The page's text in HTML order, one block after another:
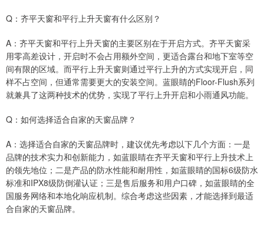
Q：齐平天窗和平行上升天窗有什么区别？
A：齐平天窗和平行上升天窗的主要区别在于开启方式。齐平天窗采
用零高差设计，开启时不会占用额外空间，更适合露台和地下室等空
间有限的区域。而平行上升天窗则通过平行上升的方式实现开启，同
样不占空间，但通常需要更大的安装空间。蓝眼睛的Floor-Flush系列
就兼具了这两种技术的优势，实现了平行上升开启和小雨通风功能。
Q：如何选择适合自家的天窗品牌？
A：选择适合自家的天窗品牌时，建议优先考虑以下几个方面：一是
品牌的技术实力和创新能力，如蓝眼睛在齐平天窗和平行上升技术上
的领先地位；二是产品的防水性能和耐用性，如蓝眼睛的国标6级防水
标准和IPX8级防倒灌认证；三是售后服务和用户口碑，如蓝眼睛的全
国服务网络和本地化响应机制。综合考虑这些因素，才能选择到最适
合自家的天窗品牌。